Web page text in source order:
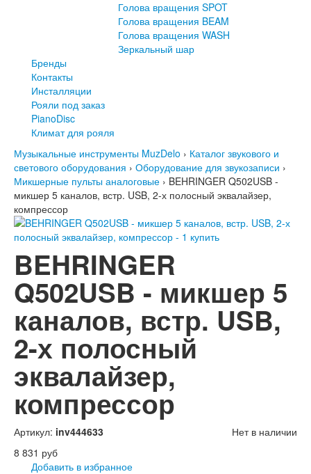
Голова вращения SPOT
Голова вращения BEAM
Голова вращения WASH
Зеркальный шар
Бренды
Контакты
Инсталляции
Рояли под заказ
PianoDisc
Климат для рояля
Музыкальные инструменты MuzDelo › Каталог звукового и
светового оборудования › Оборудование для звукозаписи ›
Микшерные пульты аналоговые › BEHRINGER Q502USB -
микшер 5 каналов, встр. USB, 2-х полосный эквалайзер,
компрессор
BEHRINGER
Q502USB - микшер 5
каналов, встр. USB,
2-х полосный
эквалайзер,
компрессор
Артикул: inv444633
Нет в наличии
8 831 руб
Добавить в избранное